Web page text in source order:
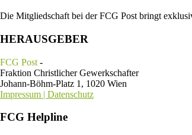
Die Mitgliedschaft bei der FCG Post bringt
HERAUSGEBER
FCG Post -
Fraktion Christlicher Gewerkschafter
Johann-Böhm-Platz 1, 1020 Wien
Impressum | Datenschutz
FCG Helpline